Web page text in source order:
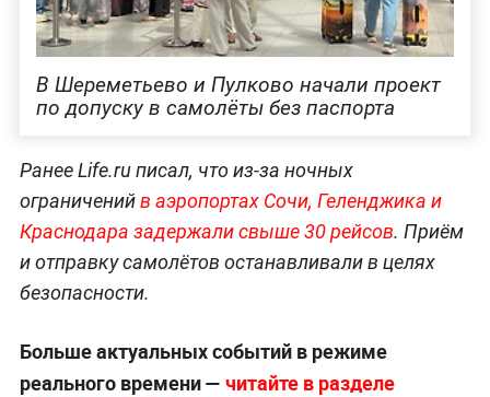
В Шереметьево и Пулково начали проект
по допуску в самолёты без паспорта
Ранее Life.ru писал, что из-за ночных
ограниченийв аэропортах Сочи, Геленджика и
Краснодара задержали свыше 30 рейсов. Приём
и отправку самолётов останавливали в целях
безопасности.
Больше актуальных событий в режиме
реального времени — читайте в разделе